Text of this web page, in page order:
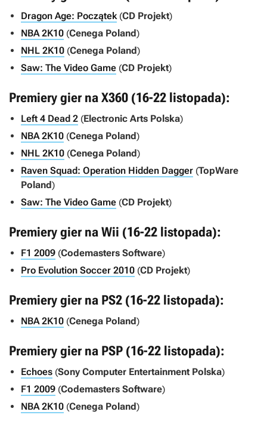
Dragon Age: Początek(CD Projekt)
NBA 2K10 (Cenega Poland)
NHL 2K10 (Cenega Poland)
Saw: The Video Game (CD Projekt)
Premiery gier na X360 (16-22 listopada):
Left 4 Dead 2 (Electronic Arts Polska)
NBA 2K10 (Cenega Poland)
NHL 2K10 (Cenega Poland)
Raven Squad: Operation Hidden Dagger (TopWare
Poland)
Saw: The Video Game (CD Projekt)
Premiery gier na Wii (16-22 listopada):
F1 2009 (Codemasters Software)
Pro Evolution Soccer 2010 (CD Projekt)
Premiery gier na PS2 (16-22 listopada):
NBA 2K10 (Cenega Poland)
Premiery gier na PSP (16-22 listopada):
Echoes (Sony Computer Entertainment Polska)
F1 2009 (Codemasters Software)
NBA 2K10 (Cenega Poland)